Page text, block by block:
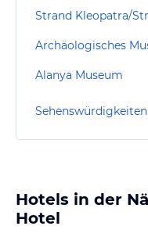
Alanya Museum
Hotels in der
Hotel